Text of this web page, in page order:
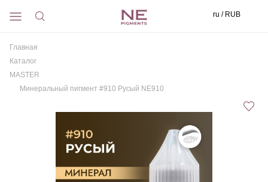
ru / RUB
Главная
Каталог
MASTER
Минеральный пигмент #910 Русый NE910